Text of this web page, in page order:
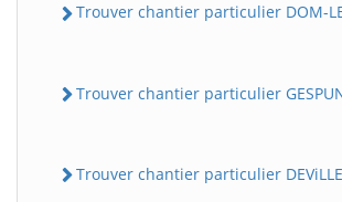
Trouver chantier particulier DOM-
Trouver chantier particulier
Trouver chantier particulier DEViLLE